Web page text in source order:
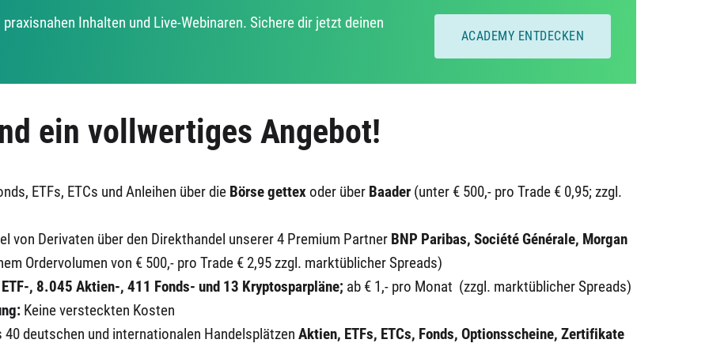
Inhalten und Live-Webinaren. Sichere dir jetzt deinen
ACADEMY ENTDECKEN
ein vollwertiges Angebot!
ETFs, ETCs und Anleihen über die Börse gettex oder über Baader (unter € 500,- pro Trade € 0,95; zzgl.
von Derivaten über den Direkthandel unserer 4 Premium Partner BNP Paribas, Société Générale, Morgan
Ordervolumen von € 500,- pro Trade € 2,95 zzgl. marktüblicher Spreads)
ETF-, 8.045 Aktien-, 411 Fonds- und 13 Kryptosparpläne; ab € 1,- pro Monat (zzgl. marktüblicher Spreads)
Keine versteckten Kosten
40 deutschen und internationalen Handelsplätzen Aktien, ETFs, ETCs, Fonds, Optionsscheine, Zertifikate